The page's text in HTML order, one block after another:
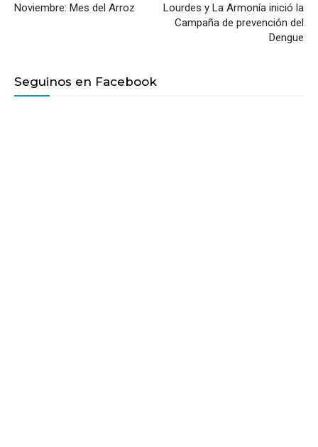
Noviembre: Mes del Arroz
Lourdes y La Armonía inició la
Campaña de prevención del
Dengue
Seguinos en Facebook